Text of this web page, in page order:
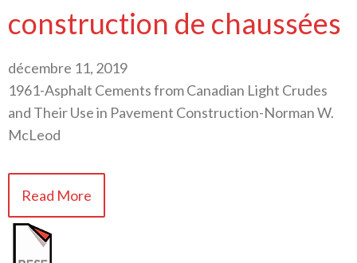
construction de chaussées
décembre 11, 2019
1961-Asphalt Cements from Canadian Light Crudes
and Their Use in Pavement Construction-Norman W.
McLeod
Read More